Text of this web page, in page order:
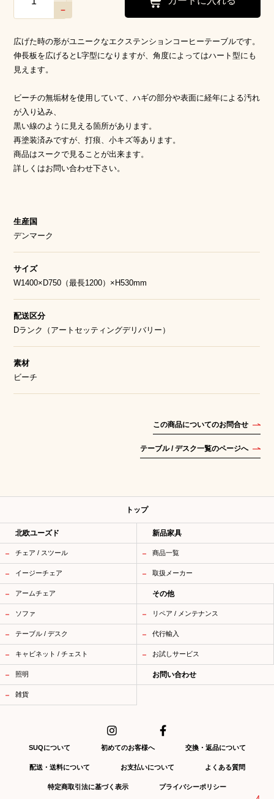
–
広げた時の形がユニークなエクステンションコーヒーテーブルです。
伸長板を広げるとL字型になりますが、角度によってはハート型にも
見えます。
ビーチの無垢材を使用していて、ハギの部分や表面に経年による汚れ
が入り込み、
黒い線のように見える箇所があります。
再塗装済みですが、打痕、小キズ等あります。
商品はスークで見ることが出来ます。
詳しくはお問い合わせ下さい。
生産国
デンマーク
サイズ
W1400×D750（最長1200）×H530mm
配送区分
Dランク（アートセッティングデリバリー）
素材
ビーチ
この商品についてのお問合せ
テーブル / デスク一覧のページへ
トップ
北欧ユーズド
チェア / スツール
イージーチェア
アームチェア
ソファ
テーブル / デスク
キャビネット / チェスト
照明
雑貨
新品家具
商品一覧
取扱メーカー
その他
リペア / メンテナンス
代行輸入
お試しサービス
お問い合わせ
SUQについて 初めてのお客様へ 交換・返品について
配送・送料について お支払いについて よくある質問
特定商取引法に基づく表示 プライバシーポリシー